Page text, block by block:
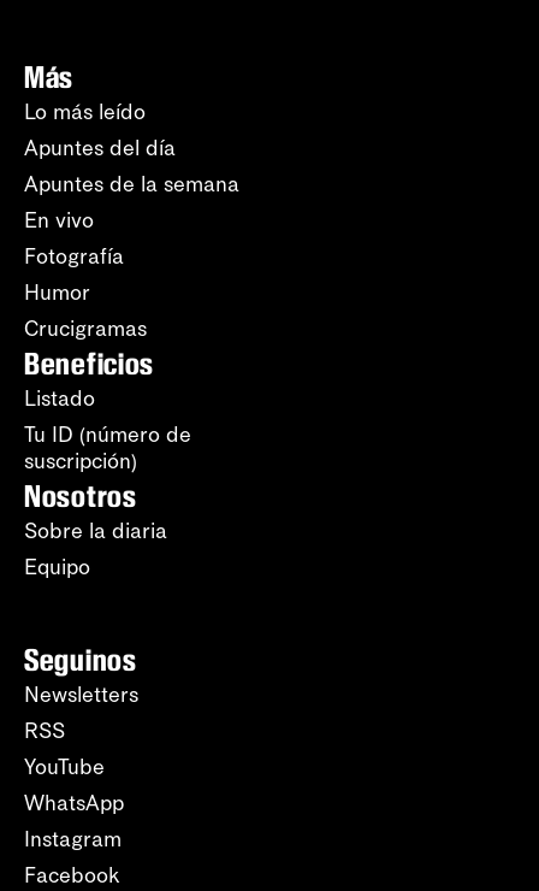
Más
Lo más leído
Apuntes del día
Apuntes de la semana
En vivo
Fotografía
Humor
Crucigramas
Beneficios
Listado
Tu ID (número de
suscripción)
Nosotros
Sobre la diaria
Equipo
Seguinos
Newsletters
RSS
YouTube
WhatsApp
Instagram
Facebook